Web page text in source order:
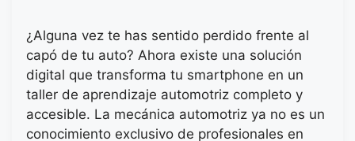
¿Alguna vez te has sentido perdido frente al
capó de tu auto? Ahora existe una solución
digital que transforma tu smartphone en un
taller de aprendizaje automotriz completo y
accesible. La mecánica automotriz ya no es un
conocimiento exclusivo de profesionales en